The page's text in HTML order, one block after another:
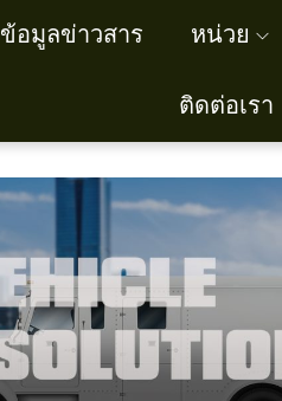
ข้อมูลข่าวสาร หน่วย
ติดต่อเรา